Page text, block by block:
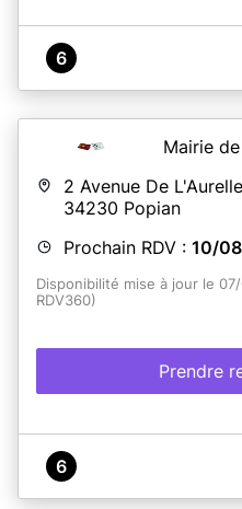
6
Mairie
2 Avenue De L'Aurelle
34230 Popian
Prochain RDV : 10/
Disponibilité mise à jour le
RDV360)
Prendre
A propos de Mairie de
6